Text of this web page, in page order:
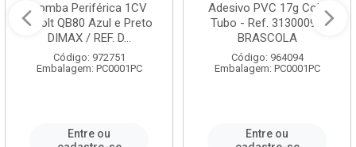
Bomba Periférica 1CV
Bivolt QB80 Azul e Preto
DIMAX / REF. D...
Código: 972751
Embalagem: PC0001PC
Entre ou
Adesivo PVC 17g Cola
Tubo - Ref. 3130009 -
BRASCOLA
Código: 964094
Embalagem: PC0001PC
Entre ou